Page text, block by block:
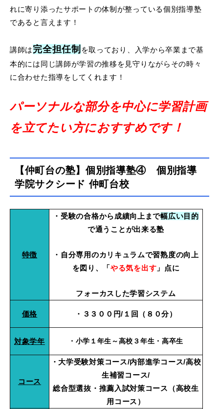
れに寄り添ったサポートの体制が整っている個別指導塾
であると言えます！
講師は完全担任制 を取っており、入学から卒業まで基
本的には同じ講師が学習の推移を見守りながらその時々
に合わせた指導をしてくれます！
パーソナルな部分を中心に学習計画
を立てたい方におすすめです！
【仲町台の塾】個別指導塾④ 個別指導
学院サクシード 仲町台校
特徴
・受験の合格から成績向上まで幅広い目的
で通うことが出来る塾
・自分専用のカリキュラムで習熟度の向上
を図り、「やる気を出す 」点に
フォーカスした学習システム
価格 ・３３００円/１回（８０分）
対象学年 ・小学１年生～高校３年生・高卒生
コース
・大学受験対策コース/内部進学コース/高校
生補習コース/
総合型選抜・推薦入試対策コース（高校生
用コース）